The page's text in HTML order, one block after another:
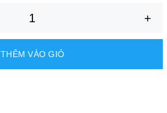
+
THÊM VÀO GIỎ